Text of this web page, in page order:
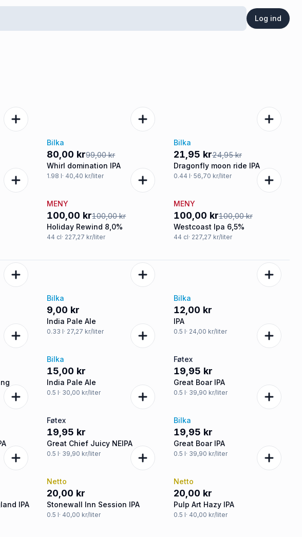
Log ind
-19%
Bilka
80,00 kr99,00 kr
Whirl domination IPA
1.98 l· 40,40 kr/liter
-12%
Bilka
21,95 kr24,95 kr
Dragonfly moon ride IPA
0.44 l· 56,70 kr/liter
Tilbud
MENY
100,00 kr100,00 kr
Holiday Rewind 8,0%
44 cl· 227,27 kr/liter
Tilbud
MENY
100,00 kr100,00 kr
Westcoast Ipa 6,5%
44 cl· 227,27 kr/liter
Bilka
9,00 kr
India Pale Ale
0.33 l· 27,27 kr/liter
Bilka
12,00 kr
IPA
0.5 l· 24,00 kr/liter
Bilka
15,00 kr
India Pale Ale
0.5 l· 30,00 kr/liter
Føtex
19,95 kr
Great Boar IPA
0.5 l· 39,90 kr/liter
Føtex
19,95 kr
Great Chief Juicy NEIPA
0.5 l· 39,90 kr/liter
Bilka
19,95 kr
Great Boar IPA
0.5 l· 39,90 kr/liter
IPA
Netto
20,00 kr
Stonewall Inn Session IPA
0.5 l· 40,00 kr/liter
Netto
20,00 kr
Pulp Art Hazy IPA
0.5 l· 40,00 kr/liter